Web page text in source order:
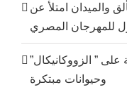
والميدان امتلأ عن
للمهرجان المصري
” الزووكانيكال”
وحيوانات مبتكرة